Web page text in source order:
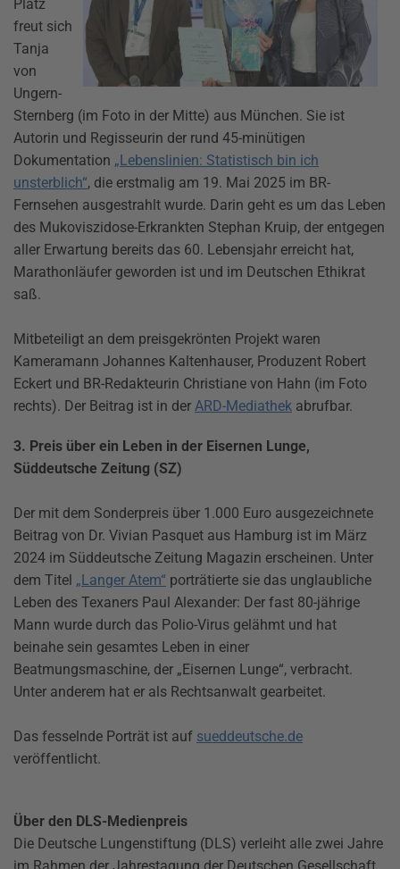
Platz
freut sich
Tanja
von
Ungern-
Sternberg (im Foto in der Mitte) aus München. Sie ist
Autorin und Regisseurin der rund 45-minütigen
Dokumentation „Lebenslinien: Statistisch bin ich
unsterblich“, die erstmalig am 19. Mai 2025 im BR-
Fernsehen ausgestrahlt wurde. Darin geht es um das Leben
des Mukoviszidose-Erkrankten Stephan Kruip, der entgegen
aller Erwartung bereits das 60. Lebensjahr erreicht hat,
Marathonläufer geworden ist und im Deutschen Ethikrat
saß.
Mitbeteiligt an dem preisgekrönten Projekt waren
Kameramann Johannes Kaltenhauser, Produzent Robert
Eckert und BR-Redakteurin Christiane von Hahn (im Foto
rechts). Der Beitrag ist in der ARD-Mediathek abrufbar.
3. Preis über ein Leben in der Eisernen Lunge,
Süddeutsche Zeitung (SZ)
Der mit dem Sonderpreis über 1.000 Euro ausgezeichnete
Beitrag von Dr. Vivian Pasquet aus Hamburg ist im März
2024 im Süddeutsche Zeitung Magazin erscheinen. Unter
dem Titel „Langer Atem“ porträtierte sie das unglaubliche
Leben des Texaners Paul Alexander: Der fast 80-jährige
Mann wurde durch das Polio-Virus gelähmt und hat
beinahe sein gesamtes Leben in einer
Beatmungsmaschine, der „Eisernen Lunge“, verbracht.
Unter anderem hat er als Rechtsanwalt gearbeitet.
Das fesselnde Porträt ist auf sueddeutsche.de
veröffentlicht.
Über den DLS-Medienpreis
Die Deutsche Lungenstiftung (DLS) verleiht alle zwei Jahre
im Rahmen der Jahrestagung der Deutschen Gesellschaft